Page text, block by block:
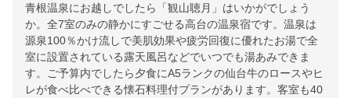
青根温泉にお越しでしたら「観山聴月」はいかがでしょう
か。全7室のみの静かにすごせる高台の温泉宿です。温泉は
源泉100％かけ流しで美肌効果や疲労回復に優れたお湯で全
室に設置されている露天風呂などでいつでも湯あみできま
す。ご予算内でしたら夕食にA5ランクの仙台牛のロースやヒ
レが食べ比べできる懐石料理付プランがあります。客室も40